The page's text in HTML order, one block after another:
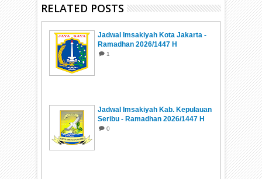
RELATED POSTS
Jadwal Imsakiyah Kota Jakarta -
Ramadhan 2026/1447 H
1
Jadwal Imsakiyah Kab. Kepulauan
Seribu - Ramadhan 2026/1447 H
0